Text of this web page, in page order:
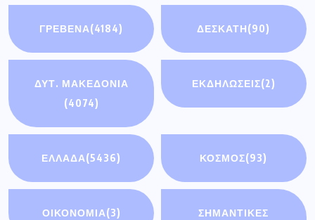
ΓΡΕΒΕΝΑ(4184) ΔΕΣΚΑΤΗ(90)
ΔΥΤ. ΜΑΚΕΔΟΝΙΑ
(4074)
ΕΚΔΗΛΩΣΕΙΣ(2)
ΕΛΛΑΔΑ(5436) ΚΟΣΜΟΣ(93)
ΟΙΚΟΝΟΜΊΑ(3)
ΣΗΜΑΝΤΙΚΈΣ